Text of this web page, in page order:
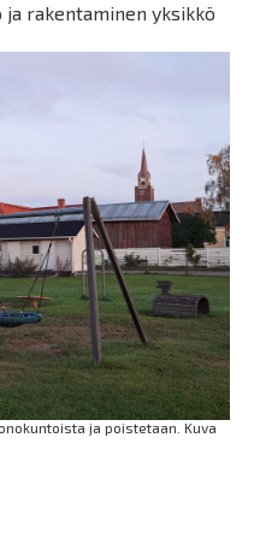
rakentaminen yksikkö
ja poistetaan. Kuva